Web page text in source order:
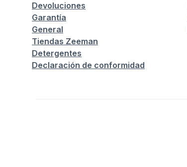
Devoluciones
Garantía
General
Tiendas Zeeman
Detergentes
Declaración de conformidad